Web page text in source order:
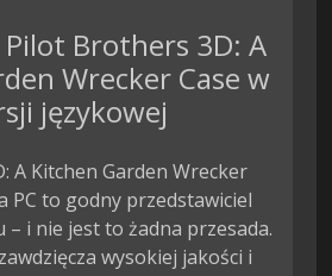
Brothers 3D: A
Wrecker Case w
językowej
A Kitchen Garden Wrecker
PC to godny przedstawiciel
i nie jest to żadna przesada.
wysokiej jakości i